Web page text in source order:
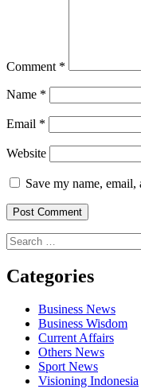
Comment *
Name *
Email *
Website
Save my name,
Search
for:
Categories
Business News
Business Wisdom
Current Affairs
Others News
Sport News
Visioning Indonesia